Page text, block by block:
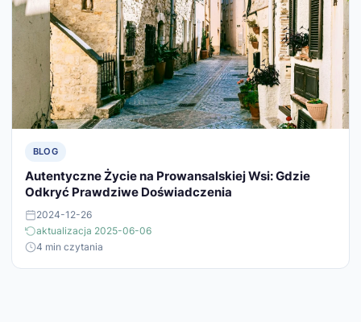
BLOG
Autentyczne Życie na Prowansalskiej Wsi: Gdzie
Odkryć Prawdziwe Doświadczenia
2024-12-26
aktualizacja 2025-06-06
4 min czytania